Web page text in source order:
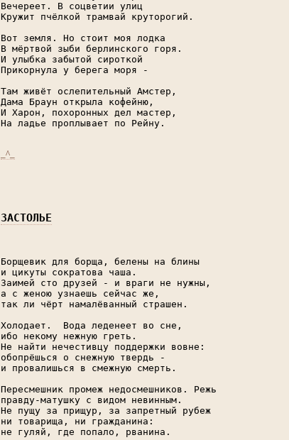
Вечереет. В соцветии улиц
Кружит пчёлкой трамвай круторогий.
Вот земля. Но стоит моя лодка
В мёртвой зыби берлинского горя.
И улыбка забытой сироткой
Прикорнула у берега моря -
Там живёт ослепительный Амстер,
Дама Браун открыла кофейню,
И Харон, похоронных дел мастер,
На ладье проплывает по Рейну.
_^_
ЗАСТОЛЬЕ
Борщевик для борща, белены на блины
и цикуты сократова чаша.
Заимей сто друзей - и враги не нужны,
а с женою узнаешь сейчас же,
так ли чёрт намалёванный страшен.
Холодает.  Вода леденеет во сне,
ибо некому нежную греть.
Не найти нечестивцу поддержки вовне:
обопрёшься о снежную твердь -
и провалишься в смежную смерть.
Пересмешник промеж недосмешников. Режь
правду-матушку с видом невинным.
Не пущу за прищур, за запретный рубеж
ни товарища, ни гражданина:
не гуляй, где попало, рванина.